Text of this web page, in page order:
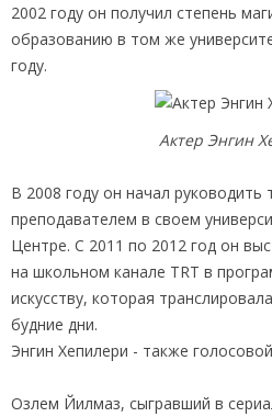
2002 году он получил степень
образованию в том же
году.
Актер Энгин
В 2008 году он начал
преподавателем в своем
Центре. С 2011 по 2012 год он
на школьном канале TRT в
искусству, которая
будние дни.
Энгин Хепилери - также
Озлем Йилмаз, сыгравший в